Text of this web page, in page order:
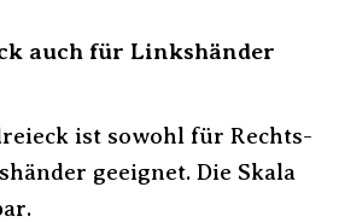
auch für Linkshänder
ist sowohl für Rechts-
geeignet. Die Skala